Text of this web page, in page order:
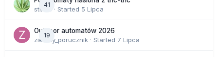
41
stix33 · Started 5 Lipca
19
Outdoor automatów 2026
zielony_porucznik · Started 7 Lipca